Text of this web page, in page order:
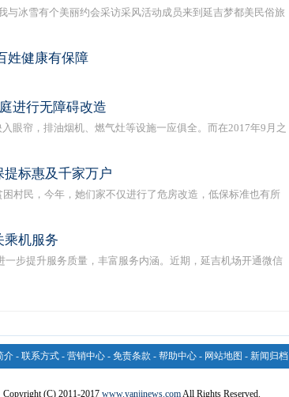
雪有个美丽约会采访采风活动成员来到延吉梦都美民俗旅
姓健康有保障
进行无障碍改造
帘，排油烟机、燃气灶等设施一应俱全。而在2017年9月之
提标惠及千家万户
民，今年，她们家不仅进行了危房改造，低保标准也有所
乘机服务
步提升服务质量，丰富服务内涵。近期，延吉机场开通微信
介 - 联系方式 - 营销中心 - 免责条款 - 帮助中心 - 网站地图 - 新闻归档
Copyright (C) 2011-2017 www.yanjinews.comAll Rights Reserved.